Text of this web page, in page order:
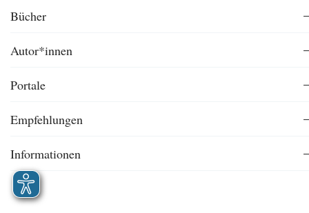
Bücher
Autor*innen
Portale
Empfehlungen
Informationen